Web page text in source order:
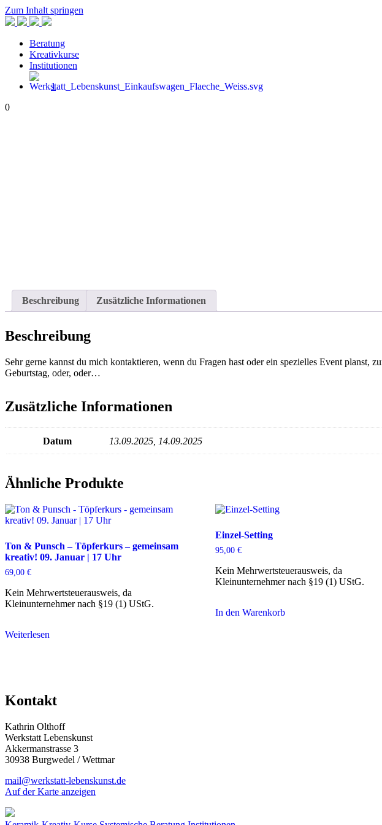
Zum Inhalt springen
Beratung
Kreativkurse
Institutionen
1
0
Beschreibung Zusätzliche Informationen
Beschreibung
Sehr gerne kannst du mich kontaktieren, wenn du Fragen hast oder ein spezielles Event planst,
Geburtstag, oder, oder…
Zusätzliche Informationen
Datum 13.09.2025, 14.09.2025
Ähnliche Produkte
Ton & Punsch – Töpferkurs – gemeinsam
kreativ! 09. Januar | 17 Uhr
69,00 €
Kein Mehrwertsteuerausweis, da
Kleinunternehmer nach §19 (1) UStG.
Weiterlesen
Einzel-Setting
95,00€
Kein Mehrwertsteuerausweis, da
Kleinunternehmer nach §19 (1) UStG.
In den Warenkorb
Kontakt
Kathrin Olthoff
Werkstatt Lebenskunst
Akkermanstrasse 3
30938 Burgwedel / Wettmar
mail@werkstatt-lebenskunst.de
Auf der Karte anzeigen